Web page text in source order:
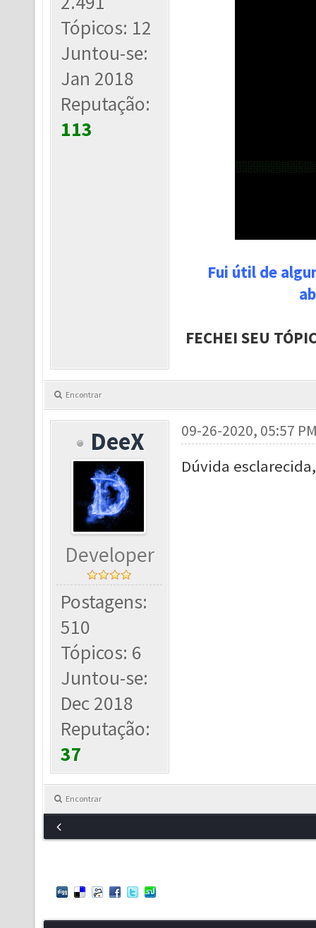
Tópicos: 12
Juntou-se:
Jan 2018
Reputação:
113
Fui útil de
FECHEI SEU
Encontrar
DeeX
Developer
Postagens:
510
Tópicos: 6
Juntou-se:
Dec 2018
Reputação:
37
09-26-2020, 05:57
Dúvida
Encontrar